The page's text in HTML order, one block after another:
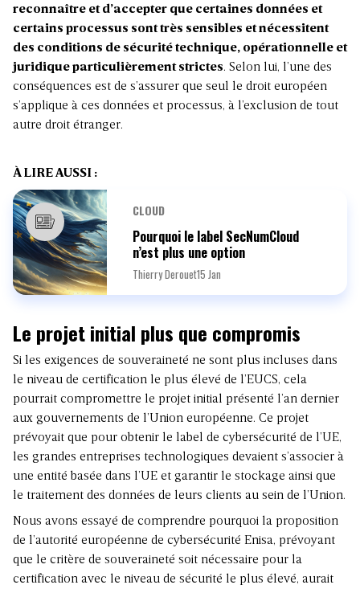
reconnaître et d’accepter que certaines données et
certains processus sont très sensibles et nécessitent
des conditions de sécurité technique, opérationnelle et
juridique particulièrement strictes. Selon lui, l’une des
conséquences est de s’assurer que seul le droit européen
s’applique à ces données et processus, à l’exclusion de tout
autre droit étranger.
À LIRE AUSSI :
CLOUD
Pourquoi le label SecNumCloud
n’est plus une option
Thierry Derouet15 Jan
Le projet initial plus que compromis
Si les exigences de souveraineté ne sont plus incluses dans
le niveau de certification le plus élevé de l’EUCS, cela
pourrait compromettre le projet initial présenté l’an dernier
aux gouvernements de l’Union européenne. Ce projet
prévoyait que pour obtenir le label de cybersécurité de l’UE,
les grandes entreprises technologiques devaient s’associer à
une entité basée dans l’UE et garantir le stockage ainsi que
le traitement des données de leurs clients au sein de l’Union.
Nous avons essayé de comprendre pourquoi la proposition
de l’autorité européenne de cybersécurité Enisa, prévoyant
que le critère de souveraineté soit nécessaire pour la
certification avec le niveau de sécurité le plus élevé, aurait